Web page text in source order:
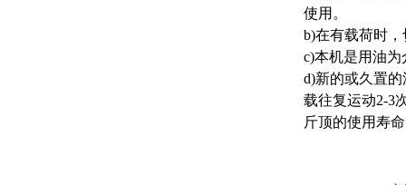
使用。
b)在有载荷时
c)本机是用油
d)新的或久置
载往复运动2-3
斤顶的使用寿